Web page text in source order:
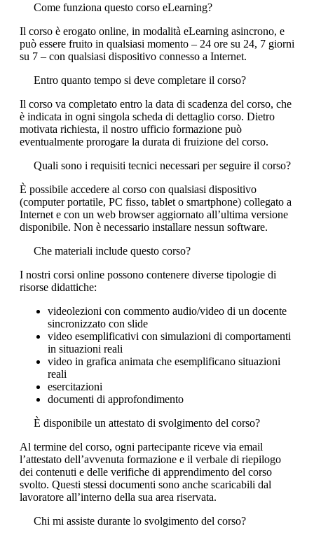
Come funziona questo corso eLearning?
Il corso è erogato online, in modalità eLearning asincrono, e
può essere fruito in qualsiasi momento – 24 ore su 24, 7 giorni
su 7 – con qualsiasi dispositivo connesso a Internet.
Entro quanto tempo si deve completare il corso?
Il corso va completato entro la data di scadenza del corso, che
è indicata in ogni singola scheda di dettaglio corso. Dietro
motivata richiesta, il nostro ufficio formazione può
eventualmente prorogare la durata di fruizione del corso.
Quali sono i requisiti tecnici necessari per seguire il corso?
È possibile accedere al corso con qualsiasi dispositivo
(computer portatile, PC fisso, tablet o smartphone) collegato a
Internet e con un web browser aggiornato all’ultima versione
disponibile. Non è necessario installare nessun software.
Che materiali include questo corso?
I nostri corsi online possono contenere diverse tipologie di
risorse didattiche:
videolezioni con commento audio/video di un docente
sincronizzato con slide
video esemplificativi con simulazioni di comportamenti
in situazioni reali
video in grafica animata che esemplificano situazioni
reali
esercitazioni
documenti di approfondimento
È disponibile un attestato di svolgimento del corso?
Al termine del corso, ogni partecipante riceve via email
l’attestato dell’avvenuta formazione e il verbale di riepilogo
dei contenuti e delle verifiche di apprendimento del corso
svolto. Questi stessi documenti sono anche scaricabili dal
lavoratore all’interno della sua area riservata.
Chi mi assiste durante lo svolgimento del corso?